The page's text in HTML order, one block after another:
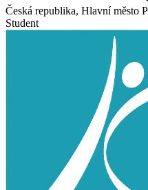
Česká republika, Hlavní město
Student